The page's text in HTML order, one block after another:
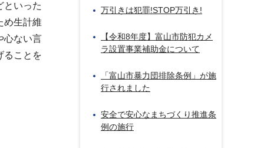
といった
め生計維
心ない言
ることを
万引きは犯罪!STOP万引き!
【令和8年度】富山市防犯カメ
ラ設置事業補助金について
「富山市暴力団排除条例」が施
行されました
安全で安心なまちづくり推進条
例の施行